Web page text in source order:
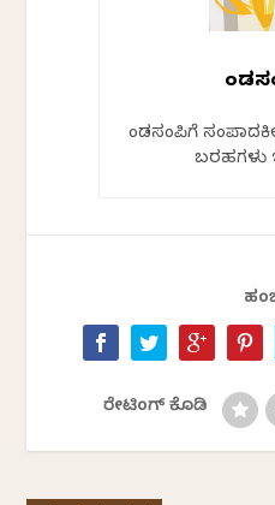
ಕೆಂಡಸಂಪಿಗೆ
ಬರಹಗಳು
ರೇಟಿಂಗ್ ಕೊಡಿ